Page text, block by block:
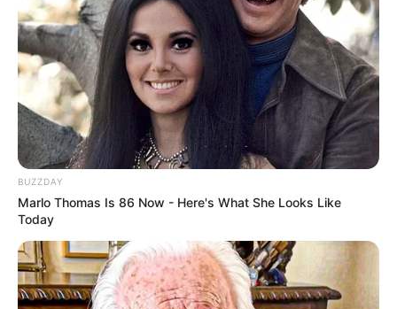
BUZZDAY
Marlo Thomas Is 86 Now - Here's What She Looks Like
Today